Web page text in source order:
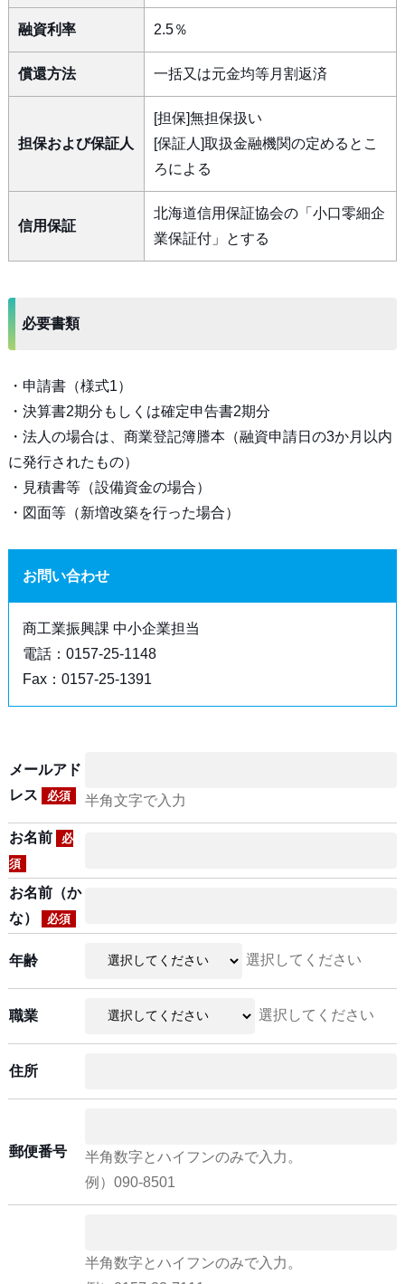
融資利率 2.5％
償還方法 一括又は元金均等月割返済
担保および保証人
[担保]無担保扱い
[保証人]取扱金融機関の定めるとこ
ろによる
信用保証
北海道信用保証協会の「小口零細企
業保証付」とする
必要書類
・申請書（様式1）
・決算書2期分もしくは確定申告書2期分
・法人の場合は、商業登記簿謄本（融資申請日の3か月以内
に発行されたもの）
・見積書等（設備資金の場合）
・図面等（新増改築を行った場合）
お問い合わせ
商工業振興課 中小企業担当
電話：0157-25-1148
Fax：0157-25-1391
メールアド
レス
必須 半角文字で入力
お名前
必
須
お名前（か
な）
必須
年齢 選択してください
職業 選択してください
住所
郵便番号
半角数字とハイフンのみで入力。
例）090-8501
半角数字とハイフンのみで入力。